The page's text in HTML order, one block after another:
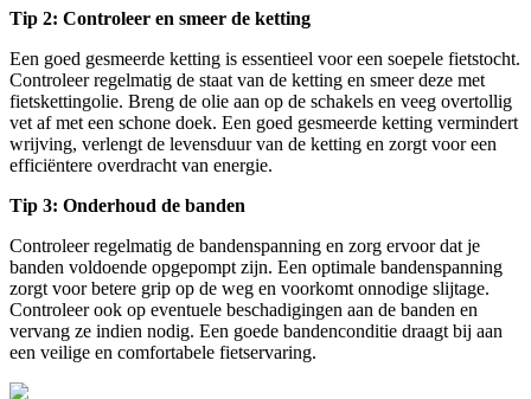
Tip 2: Controleer en smeer de ketting
Een goed gesmeerde ketting is essentieel voor een soepele fietstocht.
Controleer regelmatig de staat van de ketting en smeer deze met
fietskettingolie. Breng de olie aan op de schakels en veeg overtollig
vet af met een schone doek. Een goed gesmeerde ketting vermindert
wrijving, verlengt de levensduur van de ketting en zorgt voor een
efficiëntere overdracht van energie.
Tip 3: Onderhoud de banden
Controleer regelmatig de bandenspanning en zorg ervoor dat je
banden voldoende opgepompt zijn. Een optimale bandenspanning
zorgt voor betere grip op de weg en voorkomt onnodige slijtage.
Controleer ook op eventuele beschadigingen aan de banden en
vervang ze indien nodig. Een goede bandenconditie draagt bij aan
een veilige en comfortabele fietservaring.